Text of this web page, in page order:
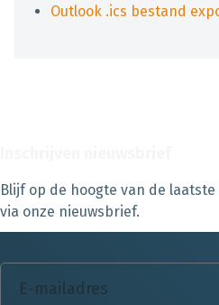
Outlook .ics bestand
Blijf op de hoogte van de
via onze nieuwsbrief.